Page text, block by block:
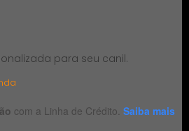
para seu canil.
com a Linha de Crédito. Saiba mais